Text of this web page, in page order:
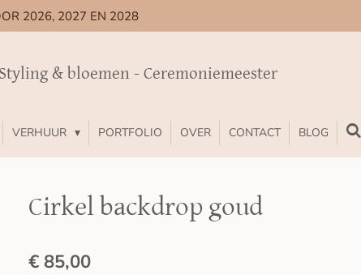
2026, 2027 EN 2028
& bloemen - Ceremoniemeester
VERHUUR PORTFOLIO OVER CONTACT BLOG
Cirkel backdrop goud
€ 85,00